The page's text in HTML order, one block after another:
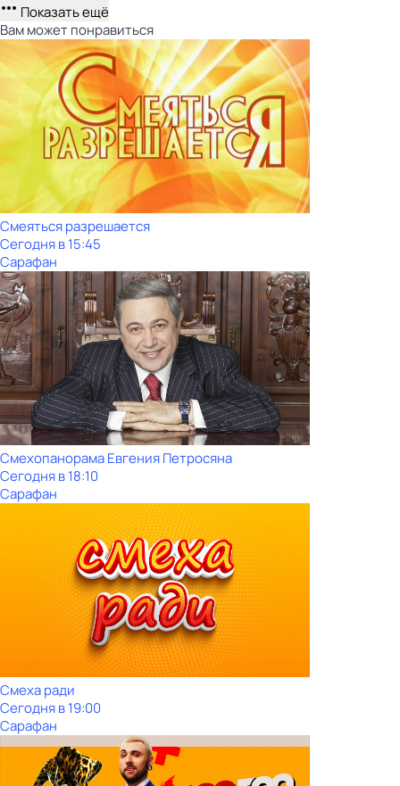
Показать ещё
Вам может понравиться
Смеяться разрешается
Сегодня в 15:45
Сарафан
Смехопанорама Евгения Петросяна
Сегодня в 18:10
Сарафан
Смеха ради
Сегодня в 19:00
Сарафан